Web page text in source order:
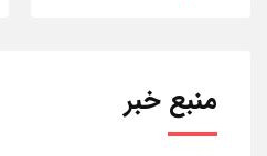
منبع خبر